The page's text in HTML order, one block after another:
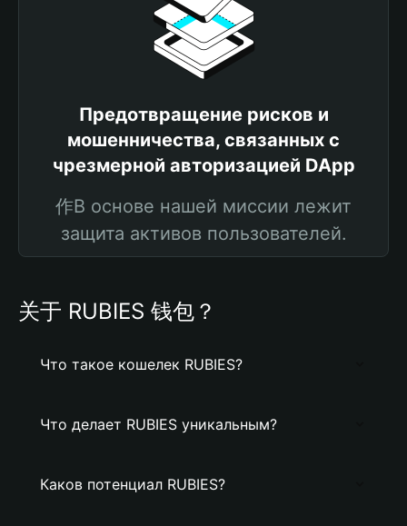
Предотвращение рисков и
мошенничества, связанных с
чрезмерной авторизацией DApp
作В основе нашей миссии лежит
защита активов пользователей.
关于 RUBIES 钱包？
Что такое кошелек RUBIES?
Что делает RUBIES уникальным?
Каков потенциал RUBIES?